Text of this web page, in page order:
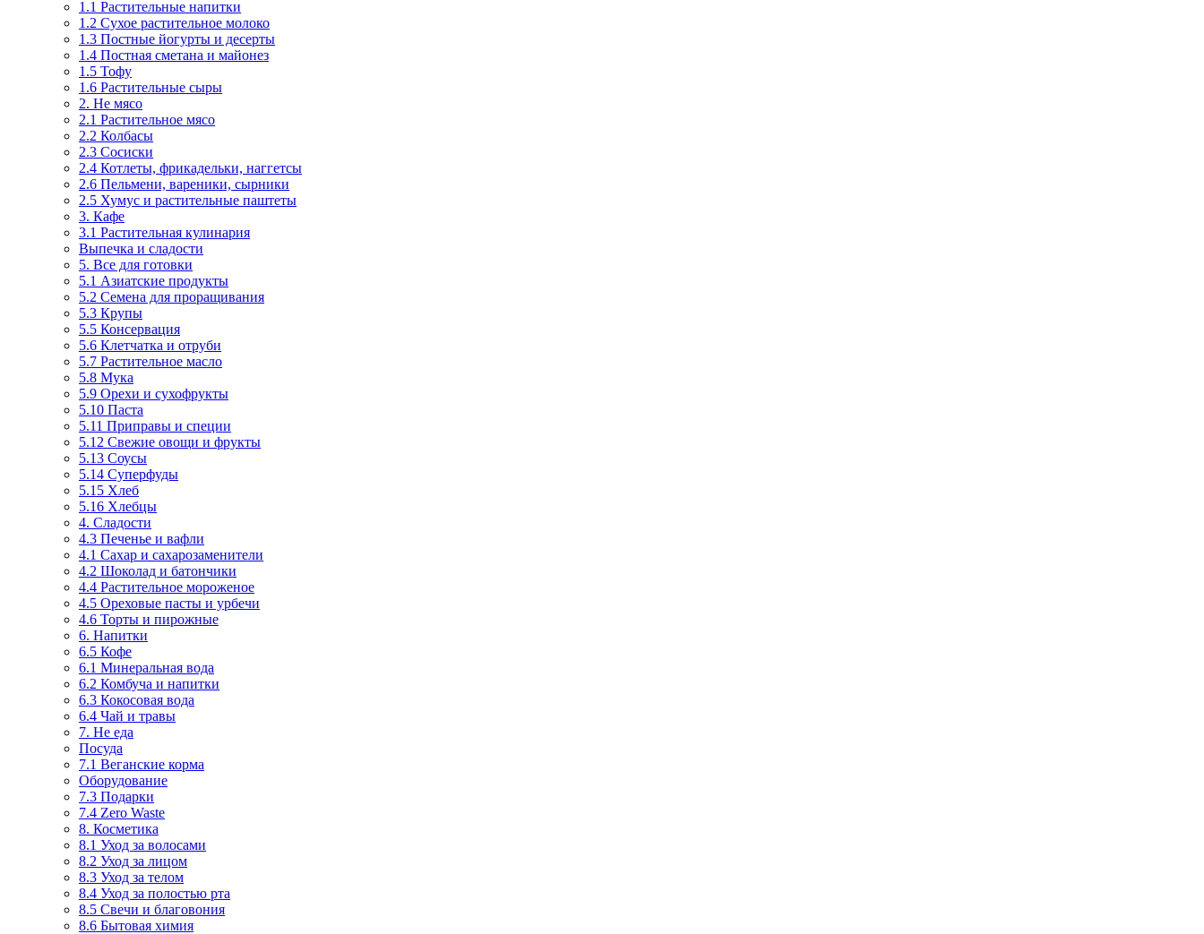
1.1 Растительные напитки
1.2 Сухое растительное молоко
1.3 Постные йогурты и десерты
1.4 Постная сметана и майонез
1.5 Тофу
1.6 Растительные сыры
2. Не мясо
2.1 Растительное мясо
2.2 Колбасы
2.3 Сосиски
2.4 Котлеты, фрикадельки, наггетсы
2.6 Пельмени, вареники, сырники
2.5 Хумус и растительные паштеты
3. Кафе
3.1 Растительная кулинария
Выпечка и сладости
5. Все для готовки
5.1 Азиатские продукты
5.2 Семена для проращивания
5.3 Крупы
5.5 Консервация
5.6 Клетчатка и отруби
5.7 Растительное масло
5.8 Мука
5.9 Орехи и сухофрукты
5.10 Паста
5.11 Приправы и специи
5.12 Свежие овощи и фрукты
5.13 Соусы
5.14 Суперфуды
5.15 Хлеб
5.16 Хлебцы
4. Сладости
4.3 Печенье и вафли
4.1 Сахар и сахарозаменители
4.2 Шоколад и батончики
4.4 Растительное мороженое
4.5 Ореховые пасты и урбечи
4.6 Торты и пирожные
6. Напитки
6.5 Кофе
6.1 Минеральная вода
6.2 Комбуча и напитки
6.3 Кокосовая вода
6.4 Чай и травы
7. Не еда
Посуда
7.1 Веганские корма
Оборудование
7.3 Подарки
7.4 Zero Waste
8. Косметика
8.1 Уход за волосами
8.2 Уход за лицом
8.3 Уход за телом
8.4 Уход за полостью рта
8.5 Свечи и благовония
8.6 Бытовая химия